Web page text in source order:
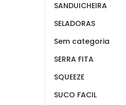
SANDUICHEIRA
SELADORAS
Sem categoria
SERRA FITA
SQUEEZE
SUCO FACIL